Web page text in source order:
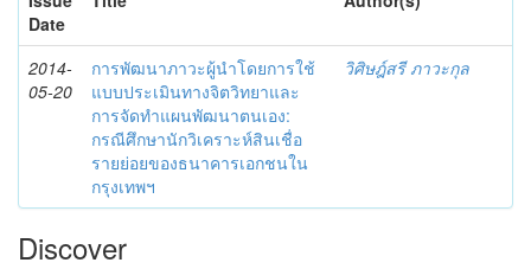
Date
2014-
05-20
การพัฒนาภาวะผู้นำโดยการใช้
แบบประเมินทางจิตวิทยาและ
การจัดทำแผนพัฒนาตนเอง:
กรณีศึกษานักวิเคราะห์สินเชื่อ
รายย่อยของธนาคารเอกชนใน
กรุงเทพฯ
วิศิษฎ์สรี ภาวะกุล
Discover